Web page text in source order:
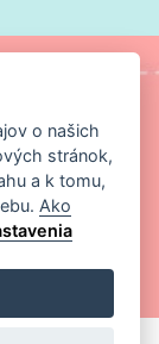
o našich
stránok,
a k tomu,
Ako